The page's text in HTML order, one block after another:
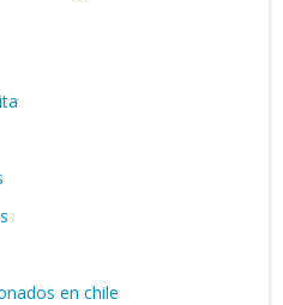
en chile